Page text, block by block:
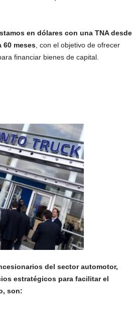
en dólares con una TNA desde
60 meses, con el objetivo de ofrecer
financiar bienes de capital.
del sector automotor,
estratégicos para facilitar el
son: